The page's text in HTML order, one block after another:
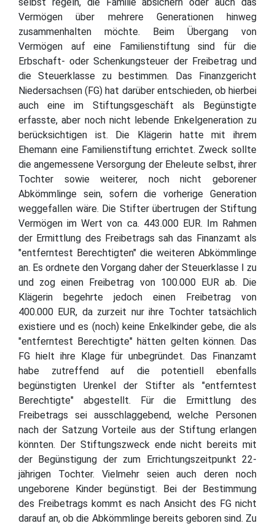
Vermögen über mehrere Generationen hinweg
zusammenhalten möchte. Beim Übergang von
Vermögen auf eine Familienstiftung sind für die
Erbschaft- oder Schenkungsteuer der Freibetrag und
die Steuerklasse zu bestimmen. Das Finanzgericht
Niedersachsen (FG) hat darüber entschieden, ob hierbei
auch eine im Stiftungsgeschäft als Begünstigte
erfasste, aber noch nicht lebende Enkelgeneration zu
berücksichtigen ist. Die Klägerin hatte mit ihrem
Ehemann eine Familienstiftung errichtet. Zweck sollte
die angemessene Versorgung der Eheleute selbst, ihrer
Tochter sowie weiterer, noch nicht geborener
Abkömmlinge sein, sofern die vorherige Generation
weggefallen wäre. Die Stifter übertrugen der Stiftung
Vermögen im Wert von ca. 443.000 EUR. Im Rahmen
der Ermittlung des Freibetrags sah das Finanzamt als
"entferntest Berechtigten" die weiteren Abkömmlinge
an. Es ordnete den Vorgang daher der Steuerklasse I zu
und zog einen Freibetrag von 100.000 EUR ab. Die
Klägerin begehrte jedoch einen Freibetrag von
400.000 EUR, da zurzeit nur ihre Tochter tatsächlich
existiere und es (noch) keine Enkelkinder gebe, die als
"entferntest Berechtigte" hätten gelten können. Das
FG hielt ihre Klage für unbegründet. Das Finanzamt
habe zutreffend auf die potentiell ebenfalls
begünstigten Urenkel der Stifter als "entferntest
Berechtigte" abgestellt. Für die Ermittlung des
Freibetrags sei ausschlaggebend, welche Personen
nach der Satzung Vorteile aus der Stiftung erlangen
könnten. Der Stiftungszweck ende nicht bereits mit
der Begünstigung der zum Errichtungszeitpunkt 22-
jährigen Tochter. Vielmehr seien auch deren noch
ungeborene Kinder begünstigt. Bei der Bestimmung
des Freibetrags kommt es nach Ansicht des FG nicht
darauf an, ob die Abkömmlinge bereits geboren sind. Zu